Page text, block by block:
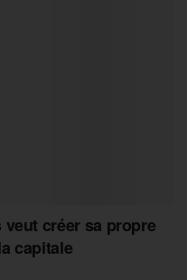
créer sa propre
capitale